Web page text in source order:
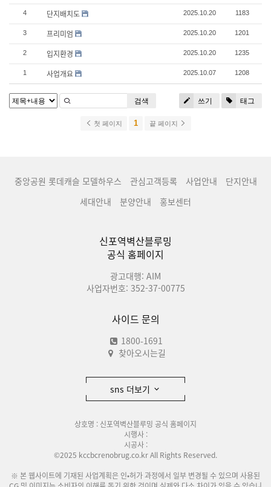
4 단지배치도 2025.10.20 1183
3 프리미엄 2025.10.20 1201
2 입지환경 2025.10.20 1235
1 사업개요 2025.10.07 1208
쓰기 태그
검색
첫 페이지 1 끝 페이지
중앙공원 롯데캐슬 모델하우스 관심고객등록 사업안내
단지안내
세대안내
분양안내 홍보센터
신포역벽산블루밍
공식 홈페이지
광고대행: AIM
사업자번호: 352-37-00775
사이드 문의
1800-1691
찾아오시는길
sns 더보기
상호명 : 신포역벽산블루밍 공식 홈페이지
시행사 :
시공사 :
©2025 kccbcrenobrug.co.kr All Rights Reserved.
※ 본 웹사이트에 기재된 사업계획은 인•허가 과정에서 일부 변경될 수 있으며 사용된